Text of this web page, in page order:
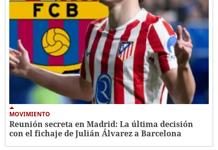
MOVIMIENTO
Reunión secreta en Madrid: La última decisión
con el fichaje de Julián Álvarez a Barcelona